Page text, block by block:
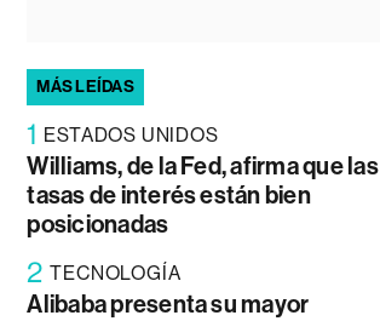
MÁS LEÍDAS
1 ESTADOS UNIDOS
Williams, de la Fed, afirma que las
tasas de interés están bien
posicionadas
2 TECNOLOGÍA
Alibaba presenta su mayor